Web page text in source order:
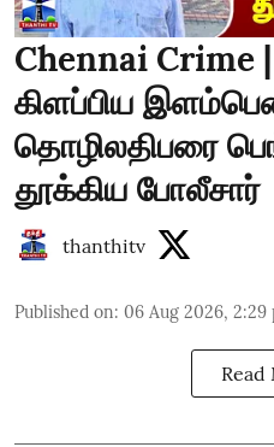
Chennai Crime
கிளப்பிய
தொழிலதிபரை
தூக்கிய போலீசார்
thanthitv
Published on: 06 Aug 2026, 2:29
Read